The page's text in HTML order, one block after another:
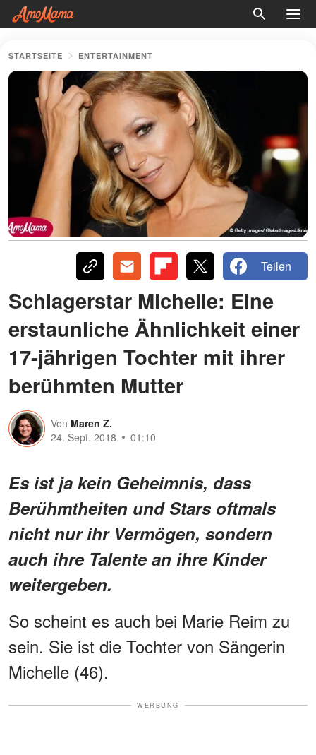
STARTSEITE ENTERTAINMENT
Teilen
Schlagerstar Michelle: Eine
erstaunliche Ähnlichkeit einer
17-jährigen Tochter mit ihrer
berühmten Mutter
Von Maren Z.
24. Sept. 2018
01:10
Es ist ja kein Geheimnis, dass
Berühmtheiten und Stars oftmals
nicht nur ihr Vermögen, sondern
auch ihre Talente an ihre Kinder
weitergeben.
So scheint es auch bei Marie Reim zu
sein. Sie ist die Tochter von Sängerin
Michelle (46).
WERBUNG